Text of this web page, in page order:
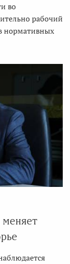
во
рабочий
нормативных